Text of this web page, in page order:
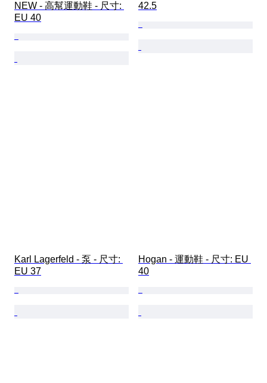
NEW - 高幫運動鞋 - 尺寸:
EU 40
42.5
Karl Lagerfeld - 泵 - 尺寸:
EU 37
Hogan - 運動鞋 - 尺寸: EU
40